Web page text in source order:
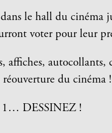
le hall du cinéma
voter pour leur
affiches,
réouverture du cinéma !
1… DESSINEZ !